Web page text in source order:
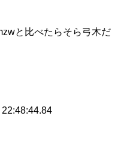
と比べたらそら弓木だ
22:48:44.84